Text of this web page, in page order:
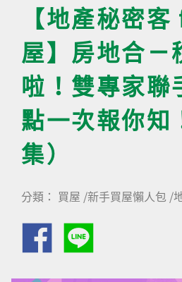
【地產秘密
屋】房地合ㄧ
啦！雙專家聯
點一次報你知
集）
分類： 買屋 /新手買屋懶人包 /